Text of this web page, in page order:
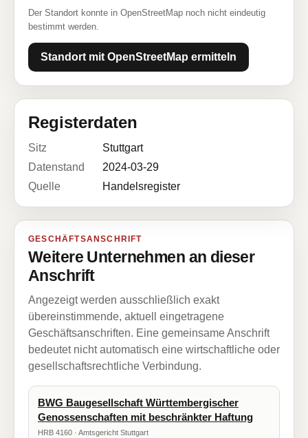
Der Standort konnte in OpenStreetMap noch nicht eindeutig
bestimmt werden.
Standort mit OpenStreetMap ermitteln
Registerdaten
Sitz
Stuttgart
Datenstand
2024-03-29
Quelle
Handelsregister
GESCHÄFTSANSCHRIFT
Weitere Unternehmen an dieser
Anschrift
Angezeigt werden ausschließlich exakt
übereinstimmende, aktuell eingetragene
Geschäftsanschriften. Eine gemeinsame Anschrift
bedeutet nicht automatisch eine wirtschaftliche oder
gesellschaftsrechtliche Verbindung.
BWG Baugesellschaft Württembergischer
Genossenschaften mit beschränkter Haftung
HRB 4160 · Amtsgericht Stuttgart